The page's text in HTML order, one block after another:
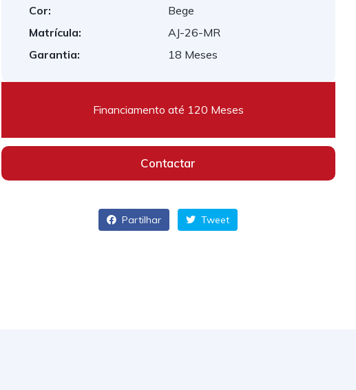
Cor:
Bege
Matrícula:
AJ-26-MR
Garantia:
18 Meses
Financiamento até 120 Meses
Contactar
Partilhar Tweet